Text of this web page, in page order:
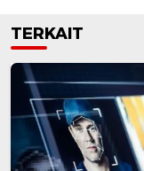
TERKAIT